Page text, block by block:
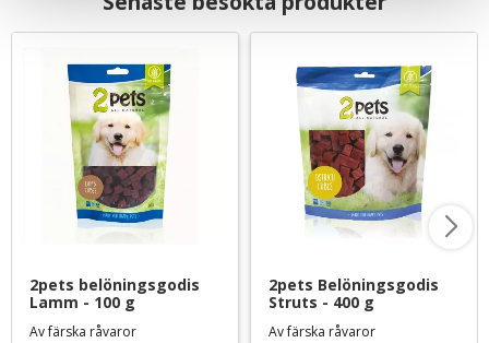
2pets belöningsgodis
Lamm - 100 g
Av färska råvaror
2pets Belöningsgodis
Struts - 400 g
Av färska råvaror